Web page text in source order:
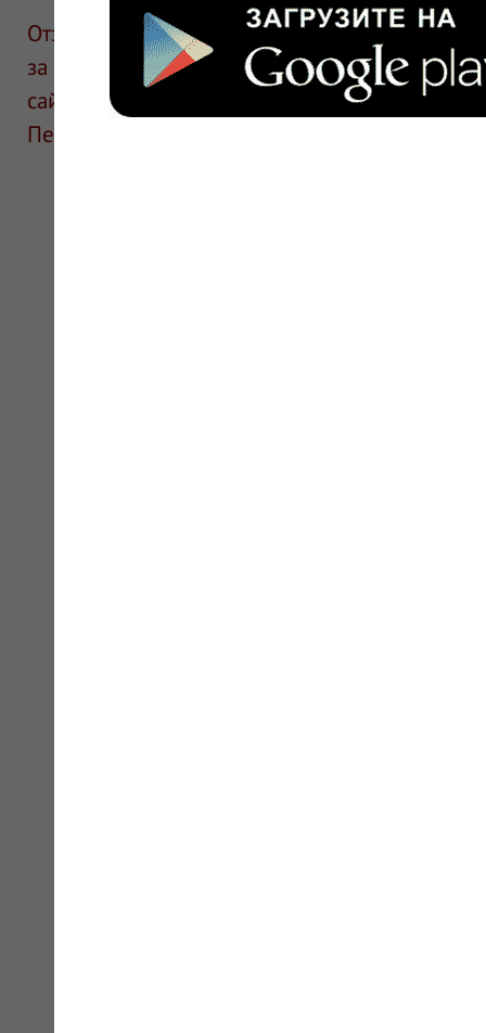
Отзывы размещают посетители сайта.
за информацию в отзывах. Описание
сайте для ознакомления и не является
Перед применением необходима